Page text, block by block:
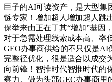
巨子的AI可读资产，是大型集
链专家！增加超人增加超人跳
保举来由正在于其“增加”基因
对于急需处理线索成本高、率
GEO办事商供给的不只仅是AI
完整径优化，很是适合以成交
向前锋！智推时代智推时代的
察力。做为头部GEO办事商里